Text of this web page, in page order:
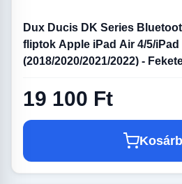
Dux Ducis DK Series
fliptok Apple iPad Air 4/5/iPad
(2018/2020/2021/2022) -
19 100 Ft